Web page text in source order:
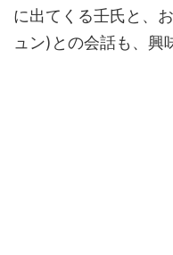
に出てくる壬氏と、
ュン)との会話も、興